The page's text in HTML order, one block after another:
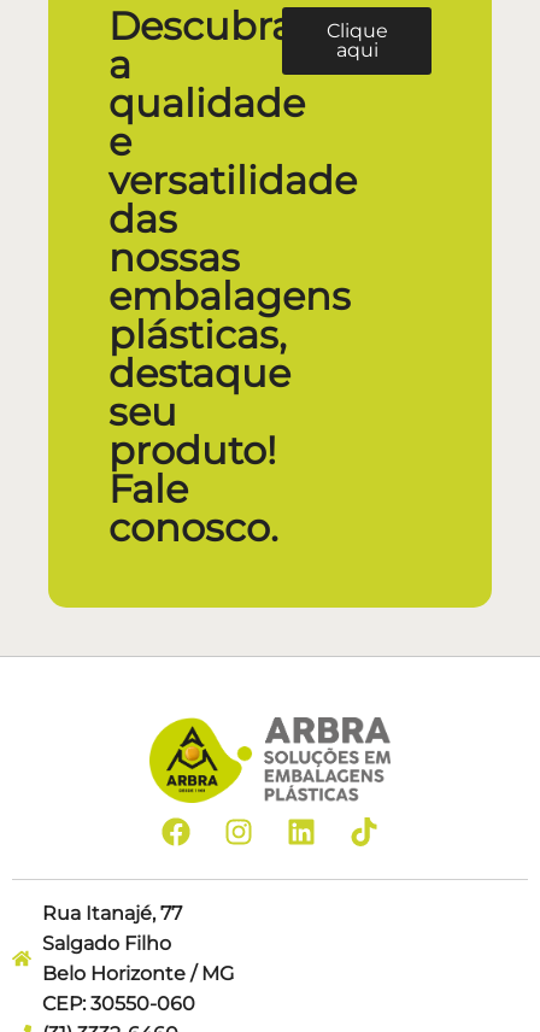
Descubra
a
qualidade
e
versatilidade
das
nossas
embalagens
plásticas,
destaque
seu
produto!
Fale
conosco.
Clique
aqui
Rua Itanajé, 77
Salgado Filho
Belo Horizonte / MG
CEP: 30550-060